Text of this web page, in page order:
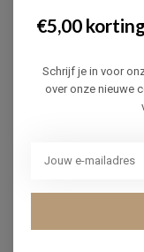
ADVIES BIJ DIT
Of heb je hulp
onze klantenservice
RECENT
€5,00
Schrijf je in voor
over onze nieuwe